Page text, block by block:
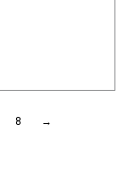
8 →